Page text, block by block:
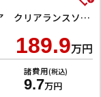
ターボ バックカメラ 両側電動スライドドア クリアランスソナー オートクルーズコントロール レーンアシスト 衝突被害軽減システム オートライト LEDヘッドランプ スマートキー アイドリングストップ
189.9万円
諸費用(税込)
9.7万円